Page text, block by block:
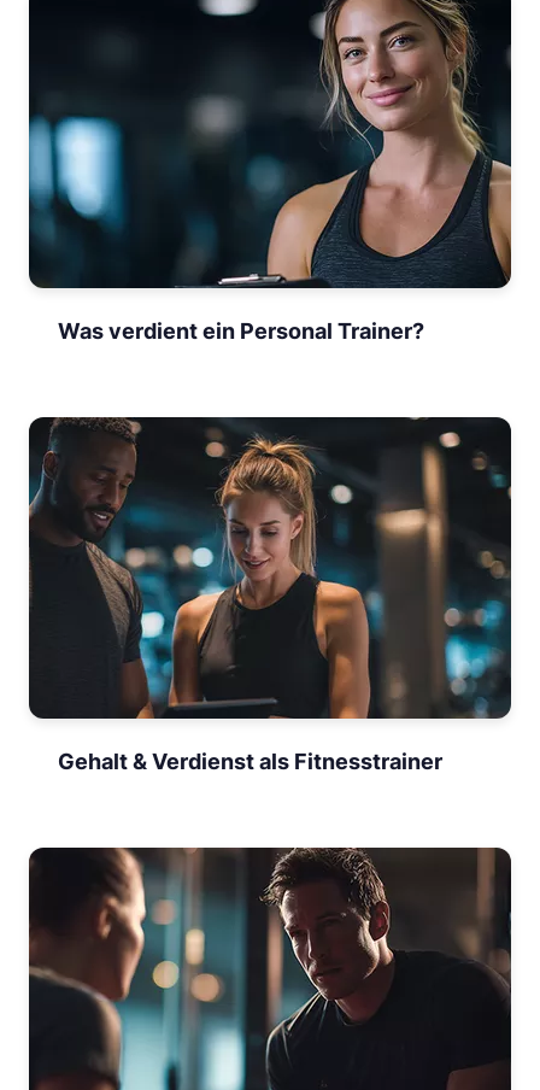
Was verdient ein Personal Trainer?
Gehalt & Verdienst als Fitnesstrainer